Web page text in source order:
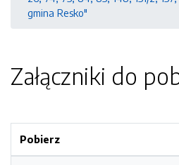
gmina Resko"
Załączniki do
Pobierz